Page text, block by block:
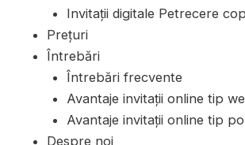
Invitații digitale Petrecere
Prețuri
Întrebări
Întrebări frecvente
Avantaje invitații online tip
Avantaje invitații online tip
Despre noi